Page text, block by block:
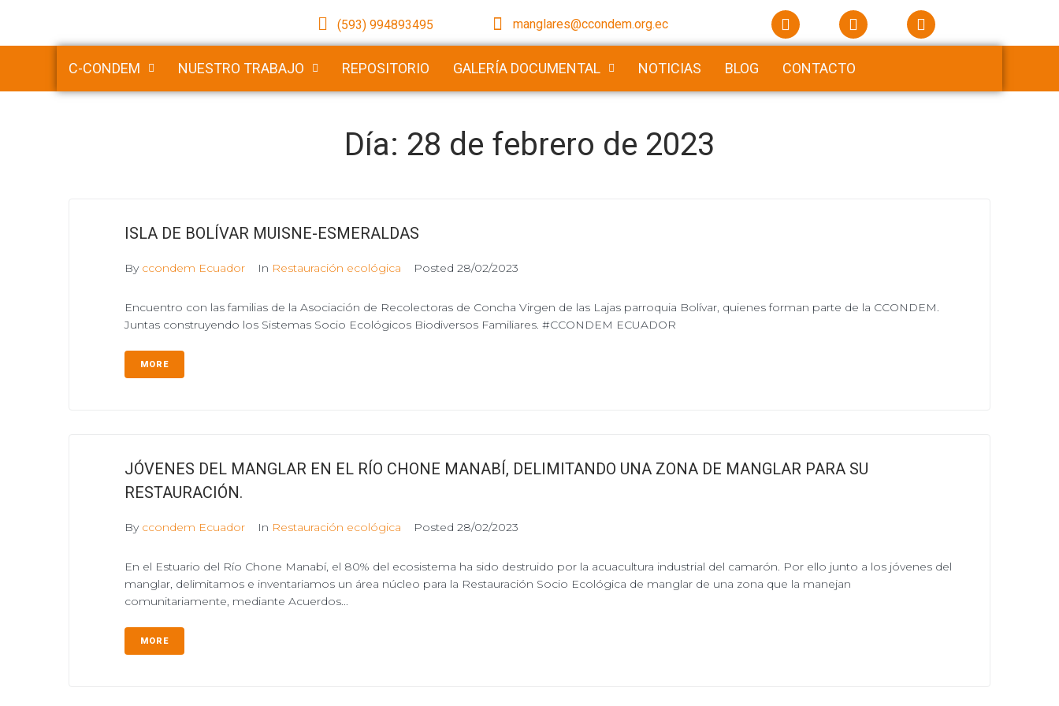
(593) 994893495 manglares@ccondem.org.ec
C-CONDEM NUESTRO TRABAJO REPOSITORIO GALERÍA DOCUMENTAL NOTICIAS BLOG CONTACTO
Día: 28 de febrero de 2023
ISLA DE BOLÍVAR MUISNE-ESMERALDAS
By ccondem Ecuador In Restauración ecológica Posted 28/02/2023
Encuentro con las familias de la Asociación de Recolectoras de Concha Virgen de las Lajas parroquia Bolívar, quienes forman parte de la CCONDEM.
Juntas construyendo los Sistemas Socio Ecológicos Biodiversos Familiares. #CCONDEM ECUADOR
MORE
JÓVENES DEL MANGLAR EN EL RÍO CHONE MANABÍ, DELIMITANDO UNA ZONA DE MANGLAR PARA SU
RESTAURACIÓN.
By ccondem Ecuador In Restauración ecológica Posted 28/02/2023
En el Estuario del Río Chone Manabí, el 80% del ecosistema ha sido destruido por la acuacultura industrial del camarón. Por ello junto a los jóvenes del
manglar, delimitamos e inventariamos un área núcleo para la Restauración Socio Ecológica de manglar de una zona que la manejan
comunitariamente, mediante Acuerdos...
MORE